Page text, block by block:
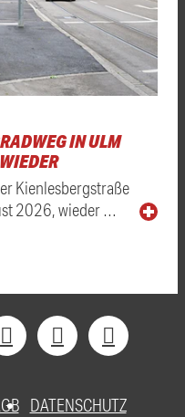
IN ULM
Kienlesbergstraße
2026, wieder …
DATENSCHUTZ